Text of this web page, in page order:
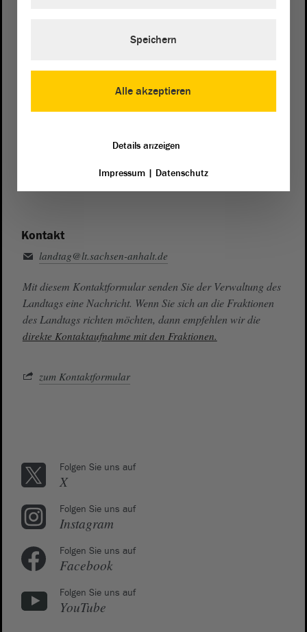
Presse- und Öffentlichkeitsarbeit
Kontakt
landtag@lt.sachsen-anhalt.de
Mit diesem Kontaktformular senden Sie der Verwaltung des
Landtags eine Nachricht. Wenn Sie sich an die Fraktionen
des Landtags richten möchten, dann empfehlen wir die
direkte Kontaktaufnahme mit den Fraktionen.
zum Kontaktformular
Folgen Sie uns auf
X
Folgen Sie uns auf
Instagram
Folgen Sie uns auf
Facebook
Folgen Sie uns auf
YouTube
Alle akzeptieren
Speichern
Details anzeigen
Impressum| Datenschutz